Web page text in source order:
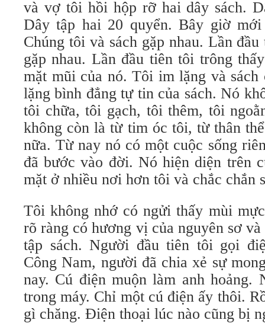
và vợ tôi hồi hộp rỡ hai dây sách.
Dây tập hai 20 quyển. Bây giờ
Chúng tôi và sách gặp nhau. Lần
gặp nhau. Lần đầu tiên tôi trông
mặt mũi của nó. Tôi im lặng và
lặng bình đẳng tự tin của sách. Nó
tôi chữa, tôi gạch, tôi thêm, tôi
không còn là từ tim óc tôi, từ thân
nữa. Từ nay nó có một cuộc sống
đã bước vào đời. Nó hiện diện trên
mặt ở nhiều nơi hơn tôi và chắc chắn
Tôi không nhớ có ngửi thấy mùi
rõ ràng có hương vị của nguyên sơ
tập sách. Người đầu tiên tôi gọi
Công Nam, người đã chia xẻ sự
nay. Cú điện muộn làm anh hoảng.
trong máy. Chỉ một cú điện ấy thôi.
gì chăng. Điện thoại lúc nào cũng bị